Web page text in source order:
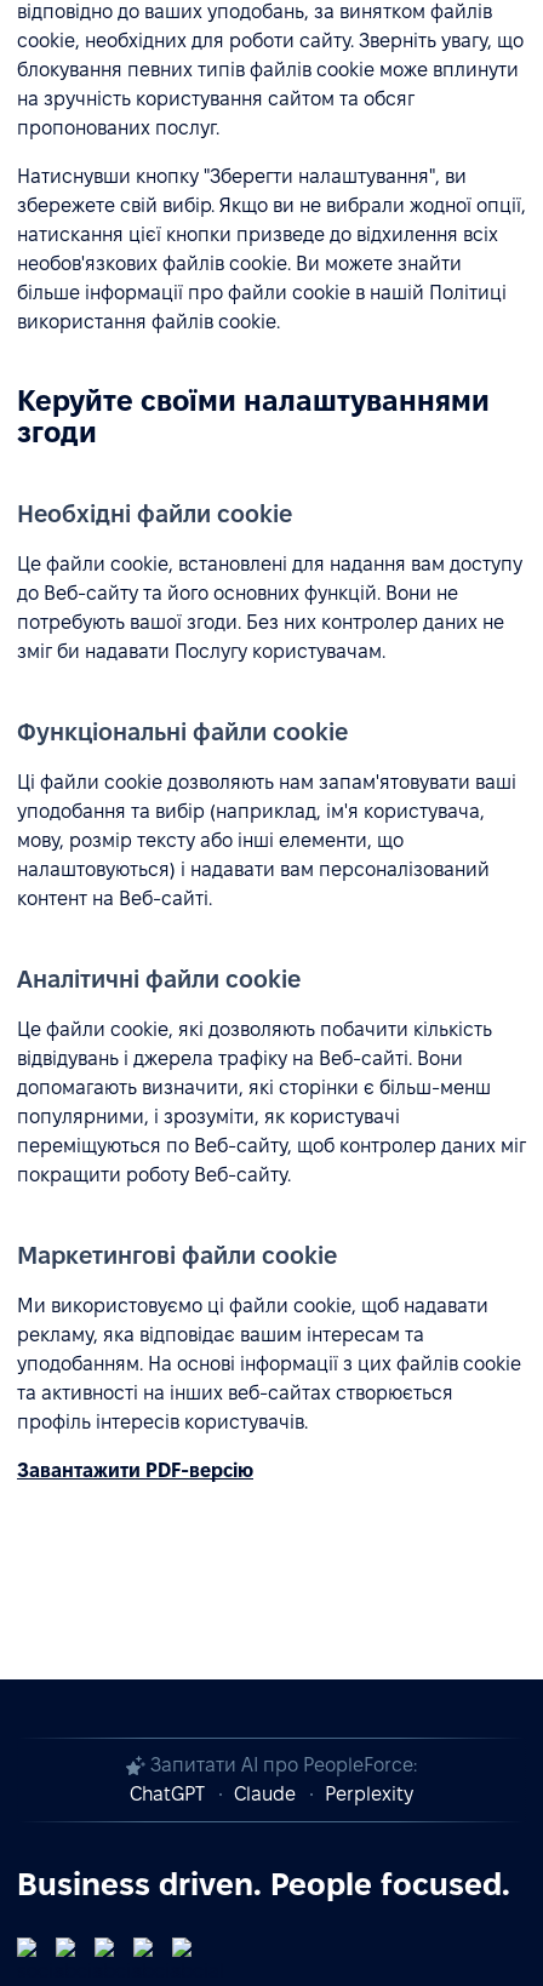
відповідно до ваших уподобань, за винятком файлів
cookie, необхідних для роботи сайту. Зверніть увагу, що
блокування певних типів файлів cookie може вплинути
на зручність користування сайтом та обсяг
пропонованих послуг.
Натиснувши кнопку "Зберегти налаштування", ви
збережете свій вибір. Якщо ви не вибрали жодної опції,
натискання цієї кнопки призведе до відхилення всіх
необов'язкових файлів cookie. Ви можете знайти
більше інформації про файли cookie в нашій Політиці
використання файлів cookie.
Керуйте своїми налаштуваннями
згоди
Необхідні файли cookie
Це файли cookie, встановлені для надання вам доступу
до Веб-сайту та його основних функцій. Вони не
потребують вашої згоди. Без них контролер даних не
зміг би надавати Послугу користувачам.
Функціональні файли cookie
Ці файли cookie дозволяють нам запам'ятовувати ваші
уподобання та вибір (наприклад, ім'я користувача,
мову, розмір тексту або інші елементи, що
налаштовуються) і надавати вам персоналізований
контент на Веб-сайті.
Аналітичні файли cookie
Це файли cookie, які дозволяють побачити кількість
відвідувань і джерела трафіку на Веб-сайті. Вони
допомагають визначити, які сторінки є більш-менш
популярними, і зрозуміти, як користувачі
переміщуються по Веб-сайту, щоб контролер даних міг
покращити роботу Веб-сайту.
Маркетингові файли cookie
Ми використовуємо ці файли cookie, щоб надавати
рекламу, яка відповідає вашим інтересам та
уподобанням. На основі інформації з цих файлів cookie
та активності на інших веб-сайтах створюється
профіль інтересів користувачів.
Завантажити PDF-версію
Запитати AI про PeopleForce:
ChatGPT
Claude Perplexity
Business driven. People focused.